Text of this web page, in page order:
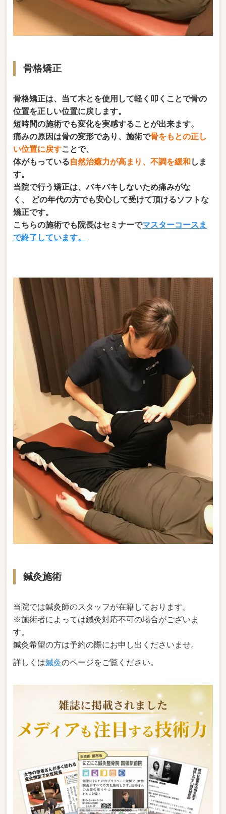
骨格矯正
骨格矯正は、当て木とを使用して軽く叩くことで骨の
位置を正しい位置に戻します。
短時間の施術でも変化を実感することが出来ます。
痛みの原因は骨の変形であり、施術で骨をもとの正し
い位置に戻すことで、
体がもっている自然治癒力が高まり、不調を緩和 しま
す。
当院で行う矯正は、バキバキしないため痛みがな
く、 どの年代の方でも安心して受けて頂けるソフトな
矯正です。
こちらの施術でも院長はセミナーでマスターコースま
で終了しています。
鍼灸施術
当院では鍼灸師のスタッフが在籍しております。
※施術者によっては鍼灸対応不可の場合がございま
す。
鍼灸希望の方は予約の際にお申し出くださいませ。
詳しくは鍼灸のページをご覧ください。